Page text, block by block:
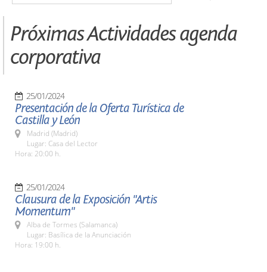
Próximas Actividades agenda
corporativa
25/01/2024
Presentación de la Oferta Turística de
Castilla y León
Madrid (Madrid)
Lugar: Casa del Lector
Hora: 20:00 h.
25/01/2024
Clausura de la Exposición "Artis
Momentum"
Alba de Tormes (Salamanca)
Lugar: Basílica de la Anunciación
Hora: 19:00 h.